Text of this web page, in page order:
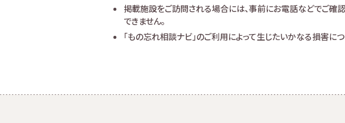
掲載施設をご訪問される場合には、事前にお電話などでご確
できません。
「もの忘れ相談ナビ」のご利用によって生じたいかなる損害に